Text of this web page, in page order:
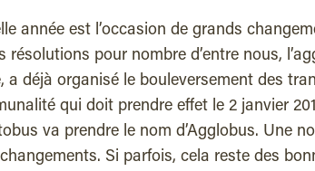
année est l’occasion de grands
résolutions pour nombre d’entre nous,
a déjà organisé le bouleversement des
qui doit prendre effet le 2 janvier
va prendre le nom d’Agglobus. Une
Si parfois, cela reste des